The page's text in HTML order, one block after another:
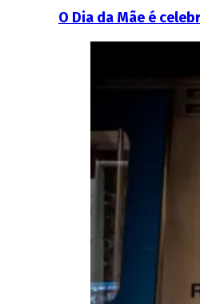
O Dia da Mãe é